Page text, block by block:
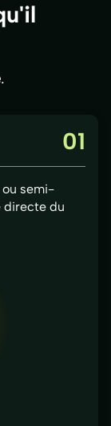
ou semi-
directe du
01